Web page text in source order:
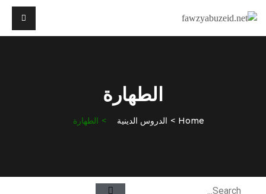
الطهارة
Home الدروس الدينية الطهارة